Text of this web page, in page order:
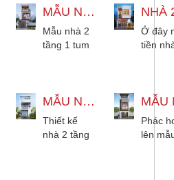
MẪU NHÀ 2 TẦNG 1 TUM HIỆN ĐẠI 6X23M ĐẸP ĐỘC ĐÁO
Mẫu nhà 2
tầng 1 tum
mang hình
giản, mạch
lạc,...
Ở đây
tiền
bàn tay
của đội
ngũ...
MẪU NHÀ 2 TẦNG HIỆN ĐẠI TINH TẾ TỪNG GÓC NHÌN
Thiết kế
nhà 2 tầng
Phác
lên